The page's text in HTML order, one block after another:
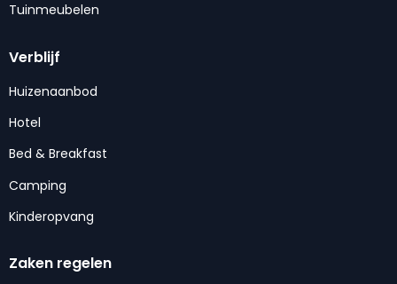
Tuinmeubelen
Verblijf
Huizenaanbod
Hotel
Bed & Breakfast
Camping
Kinderopvang
Zaken regelen